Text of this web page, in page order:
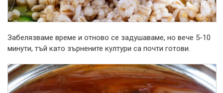
Забелязваме време и отново се задушаваме, но вече 5-10
минути, тъй като зърнените култури са почти готови.